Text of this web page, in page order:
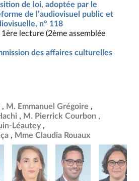
de loi, adoptée par le
de l’audiovisuel public et
n° 118
1ère lecture (2ème assemblée
des affaires culturelles
M. Emmanuel Grégoire
M. Pierrick Courbon
Léautey
Mme Claudia Rouaux